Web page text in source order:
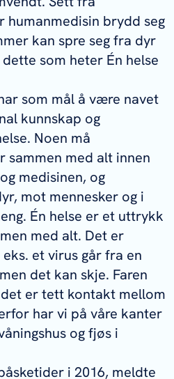
brydd seg
kan spre seg fra dyr
som heter Én helse
som mål å være navet
kunnskap og
Noen må
sammen med alt innen
medisinen, og
mot mennesker og i
Én helse er et uttrykk
med alt. Det er
et virus går fra en
det kan skje. Faren
er tett kontakt mellom
har vi på våre kanter
og fjøs i
i 2016, meldte